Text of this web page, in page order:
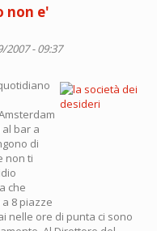
non e'
2007 - 09:37
bar a
di
non ti
che
8 piazze
nelle ore di punta ci sono